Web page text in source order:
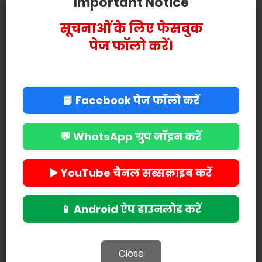
सूचनाओं के लिए फेसबुक
पेज फॉलो करें।
📘 Facebook पेज फॉलो करें
💬 WhatsApp ग्रुप जॉइन करें
▶️ YouTube चैनल सब्सक्राइब करें
📱 Android ऐप डाउनलोड करें
Close